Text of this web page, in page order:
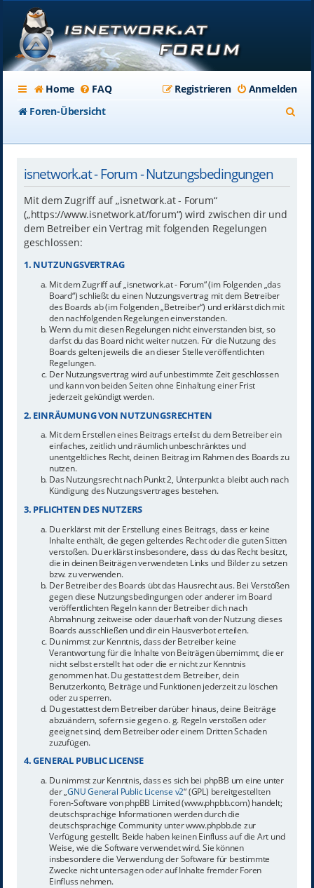
Home FAQ Anmelden
Registrieren
Foren-Übersicht
isnetwork.at - Forum - Nutzungsbedingungen
Mit dem Zugriff auf „isnetwork.at - Forum“
(„https://www.isnetwork.at/forum“) wird zwischen dir und
dem Betreiber ein Vertrag mit folgenden Regelungen
geschlossen:
1. NUTZUNGSVERTRAG
Mit dem Zugriff auf „isnetwork.at - Forum“ (im Folgenden „das
Board“) schließt du einen Nutzungsvertrag mit dem Betreiber
des Boards ab (im Folgenden „Betreiber“) und erklärst dich mit
den nachfolgenden Regelungen einverstanden.
Wenn du mit diesen Regelungen nicht einverstanden bist, so
darfst du das Board nicht weiter nutzen. Für die Nutzung des
Boards gelten jeweils die an dieser Stelle veröffentlichten
Regelungen.
Der Nutzungsvertrag wird auf unbestimmte Zeit geschlossen
und kann von beiden Seiten ohne Einhaltung einer Frist
jederzeit gekündigt werden.
2. EINRÄUMUNG VON NUTZUNGSRECHTEN
Mit dem Erstellen eines Beitrags erteilst du dem Betreiber ein
einfaches, zeitlich und räumlich unbeschränktes und
unentgeltliches Recht, deinen Beitrag im Rahmen des Boards zu
nutzen.
Das Nutzungsrecht nach Punkt 2, Unterpunkt a bleibt auch nach
Kündigung des Nutzungsvertrages bestehen.
3. PFLICHTEN DES NUTZERS
Du erklärst mit der Erstellung eines Beitrags, dass er keine
Inhalte enthält, die gegen geltendes Recht oder die guten Sitten
verstoßen. Du erklärst insbesondere, dass du das Recht besitzt,
die in deinen Beiträgen verwendeten Links und Bilder zu setzen
bzw. zu verwenden.
Der Betreiber des Boards übt das Hausrecht aus. Bei Verstößen
gegen diese Nutzungsbedingungen oder anderer im Board
veröffentlichten Regeln kann der Betreiber dich nach
Abmahnung zeitweise oder dauerhaft von der Nutzung dieses
Boards ausschließen und dir ein Hausverbot erteilen.
Du nimmst zur Kenntnis, dass der Betreiber keine
Verantwortung für die Inhalte von Beiträgen übernimmt, die er
nicht selbst erstellt hat oder die er nicht zur Kenntnis
genommen hat. Du gestattest dem Betreiber, dein
Benutzerkonto, Beiträge und Funktionen jederzeit zu löschen
oder zu sperren.
Du gestattest dem Betreiber darüber hinaus, deine Beiträge
abzuändern, sofern sie gegen o. g. Regeln verstoßen oder
geeignet sind, dem Betreiber oder einem Dritten Schaden
zuzufügen.
4. GENERAL PUBLIC LICENSE
Du nimmst zur Kenntnis, dass es sich bei phpBB um eine unter
der „GNU General Public License v2“ (GPL) bereitgestellten
Foren-Software von phpBB Limited (www.phpbb.com) handelt;
deutschsprachige Informationen werden durch die
deutschsprachige Community unter www.phpbb.de zur
Verfügung gestellt. Beide haben keinen Einfluss auf die Art und
Weise, wie die Software verwendet wird. Sie können
insbesondere die Verwendung der Software für bestimmte
Zwecke nicht untersagen oder auf Inhalte fremder Foren
Einfluss nehmen.